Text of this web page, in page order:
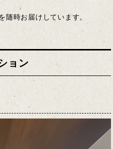
随時お届けしています。
ョン